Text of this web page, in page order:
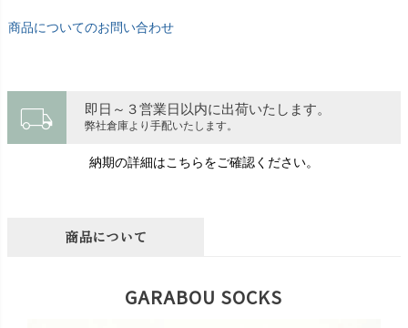
商品についてのお問い合わせ
local_shipping 即日～３営業日以内に出荷いたします。
弊社倉庫より手配いたします。
納期の詳細はこちらをご確認ください。
商品について
GARABOU SOCKS